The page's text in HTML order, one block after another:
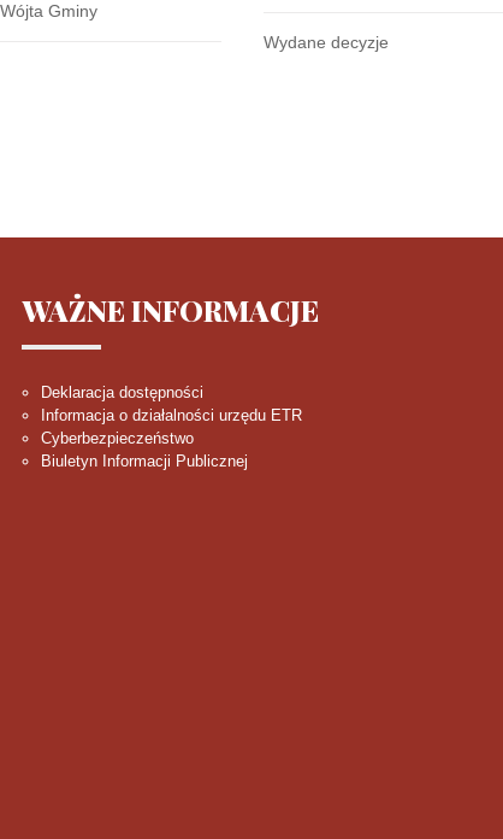
Gminy
Wydane decyzje
WAŻNEINFORMACJE
Deklaracja dostępności
Informacja o działalności urzędu ETR
Cyberbezpieczeństwo
Biuletyn Informacji Publicznej